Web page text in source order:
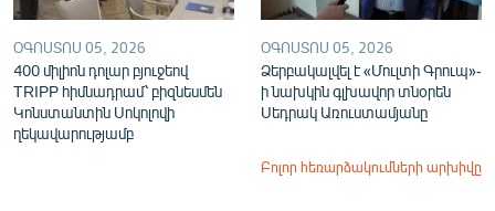
ՕԳՈՍՏՈՍ 05, 2026
400 միլիոն դոլար բյուջեով
TRIPP հիմնադրամ՝ բիզնեսմեն
Կոնստանտին Սոկոլովի
ղեկավարությամբ
ՕԳՈՍՏՈՍ 05, 2026
Ձերբակալվել է «Մուլտի Գրուպ»-
ի նախկին գլխավոր տնօրեն
Սեդրակ Առուստամյանը
Բոլոր հեռարձակումների արխիվը